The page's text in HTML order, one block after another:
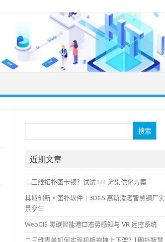
索：
近期文章
二三维拓扑图卡顿？试试 HT 渲染优化方案
其域创新 × 图扑软件｜3DGS 高斯泼溅智慧钢厂实
景孪生
WebGIS 零碳智能港口态势感知与 VR 远控系统
二三维表单如何实现机柜拖拽上下架？| 图扑智慧